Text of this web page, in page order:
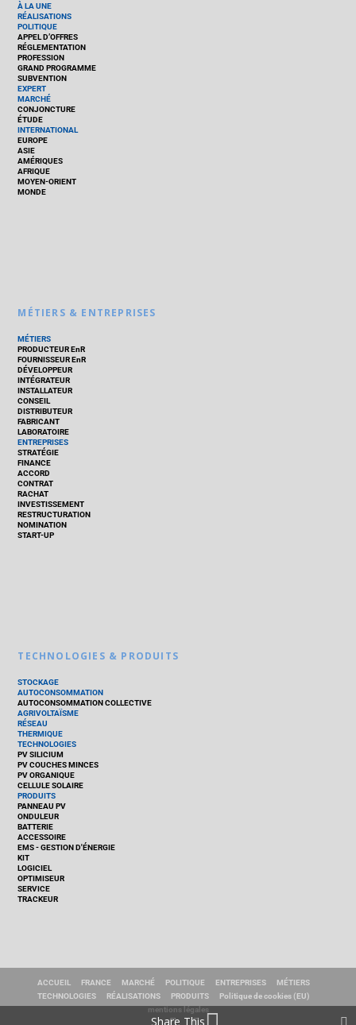
À LA UNE
RÉALISATIONS
POLITIQUE
APPEL D’OFFRES
RÉGLEMENTATION
PROFESSION
GRAND PROGRAMME
SUBVENTION
EXPERT
MARCHÉ
CONJONCTURE
ÉTUDE
INTERNATIONAL
EUROPE
ASIE
AMÉRIQUES
AFRIQUE
MOYEN-ORIENT
MONDE
MÉTIERS & ENTREPRISES
MÉTIERS
PRODUCTEUR EnR
FOURNISSEUR EnR
DÉVELOPPEUR
INTÉGRATEUR
INSTALLATEUR
CONSEIL
DISTRIBUTEUR
FABRICANT
LABORATOIRE
ENTREPRISES
STRATÉGIE
FINANCE
ACCORD
CONTRAT
RACHAT
INVESTISSEMENT
RESTRUCTURATION
NOMINATION
START-UP
TECHNOLOGIES & PRODUITS
STOCKAGE
AUTOCONSOMMATION
AUTOCONSOMMATION COLLECTIVE
AGRIVOLTAÏSME
RÉSEAU
THERMIQUE
TECHNOLOGIES
PV SILICIUM
PV COUCHES MINCES
PV ORGANIQUE
CELLULE SOLAIRE
PRODUITS
PANNEAU PV
ONDULEUR
BATTERIE
ACCESSOIRE
EMS - GESTION D'ÉNERGIE
KIT
LOGICIEL
OPTIMISEUR
SERVICE
TRACKEUR
ACCUEIL FRANCE MARCHÉ POLITIQUE ENTREPRISES
MÉTIERS
TECHNOLOGIES
RÉALISATIONS PRODUITS
Politique de cookies (EU)
mentions légales
Share This